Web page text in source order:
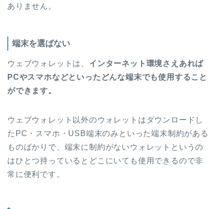
ありません。
端末を選ばない
ウェブウォレットは、 インターネット環境さえあれば
PCやスマホなどといったどんな端末でも使用すること
ができます。
ウェブウォレット以外のウォレットはダウンロードし
たPC・スマホ・USB端末のみといった端末制約がある
ものばかりで、端末に制約がないウォレットというの
はひとつ持っているとどこにいても使用できるので非
常に便利です。